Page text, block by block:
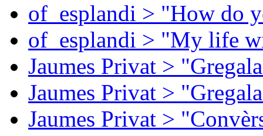
of_esplandi > "How do
of_esplandi > "My life
Jaumes Privat >
Jaumes Privat >
Jaumes Privat >